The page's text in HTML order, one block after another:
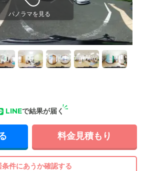
LINEで結果が届く
料金見積もり
条件にあうか確認する